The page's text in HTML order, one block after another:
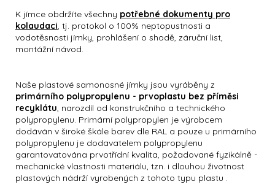
K jímce obdržíte všechny potřebné dokumenty pro
kolaudaci tj. protokol o 100% neptopustnosti a
vodotěsnosti jímky, prohlášení o shodě, záruční list,
montážní návod.
Naše plastové samonosné jímky jsou vyráběny z
primárního polypropylenu - prvoplastu bez příměsi
recyklátu , narozdíl od konstrukčního a technického
polypropylenu. Primární polypropylen je výrobcem
dodáván v široké škále barev dle RAL a pouze u primárního
polypropylenu je dodavatelem polypropylenu
garantovatována prvotřídní kvalita, požadované fyzikálně -
mechanické vlastnosti materiálu, tzn. i dlouhou životnost
plastových nádrží vyrobených z tohoto typu plastu .